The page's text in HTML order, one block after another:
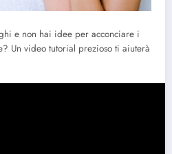
e non hai idee per acconciare i
Un video tutorial prezioso ti aiuterà